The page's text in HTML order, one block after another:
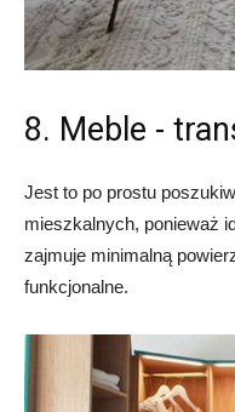
8. Meble -
Jest to po prostu
mieszkalnych, ponieważ
zajmuje minimalną
funkcjonalne.